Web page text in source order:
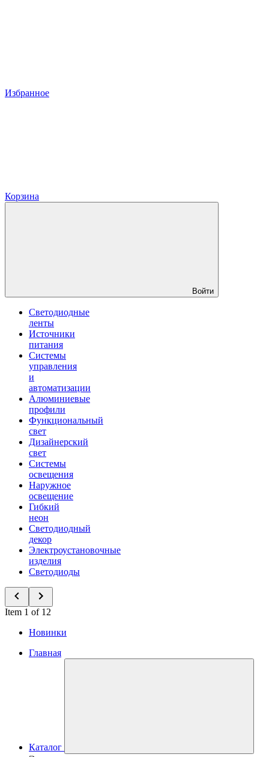
Избранное
Корзина
Войти
Светодиодные
ленты
Источники
питания
Системы
управления
и
автоматизации
Алюминиевые
профили
Функциональный
свет
Дизайнерский
свет
Системы
освещения
Наружное
освещение
Гибкий
неон
Светодиодный
декор
Электроустановочные
изделия
Светодиоды
Item 1 of 12
Новинки
Главная
Каталог